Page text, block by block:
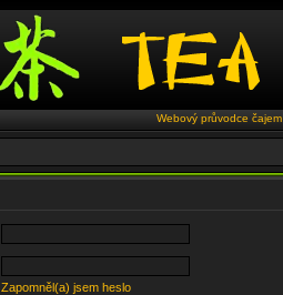
Webový průvodce
Zapomněl(a) jsem heslo